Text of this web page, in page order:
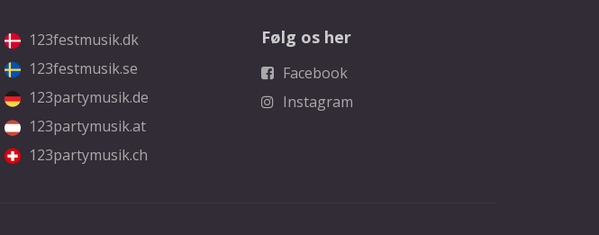
123festmusik.dk
123festmusik.se
123partymusik.de
123partymusik.at
123partymusik.ch
Følg os her
Facebook
Instagram